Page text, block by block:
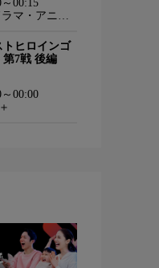
00:15
マ・アニ
トヒロインゴ
第7戦 後編
00:00